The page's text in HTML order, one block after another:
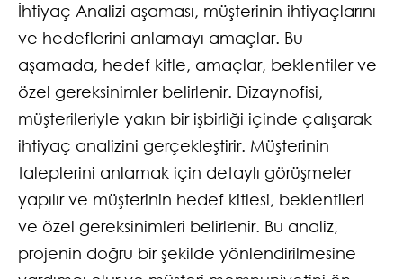
İhtiyaç Analizi aşaması, müşterinin ihtiyaçlarını
ve hedeflerini anlamayı amaçlar. Bu
aşamada, hedef kitle, amaçlar, beklentiler ve
özel gereksinimler belirlenir. Dizaynofisi,
müşterileriyle yakın bir işbirliği içinde çalışarak
ihtiyaç analizini gerçekleştirir. Müşterinin
taleplerini anlamak için detaylı görüşmeler
yapılır ve müşterinin hedef kitlesi, beklentileri
ve özel gereksinimleri belirlenir. Bu analiz,
projenin doğru bir şekilde yönlendirilmesine